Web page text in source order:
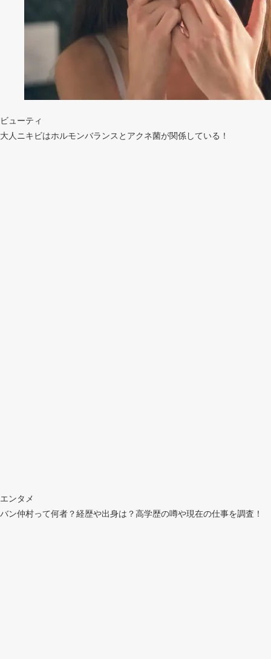
ビューティ
大人ニキビはホルモンバランスとアクネ菌が関係している！
エンタメ
バン仲村って何者？経歴や出身は？高学歴の噂や現在の仕事を調査！